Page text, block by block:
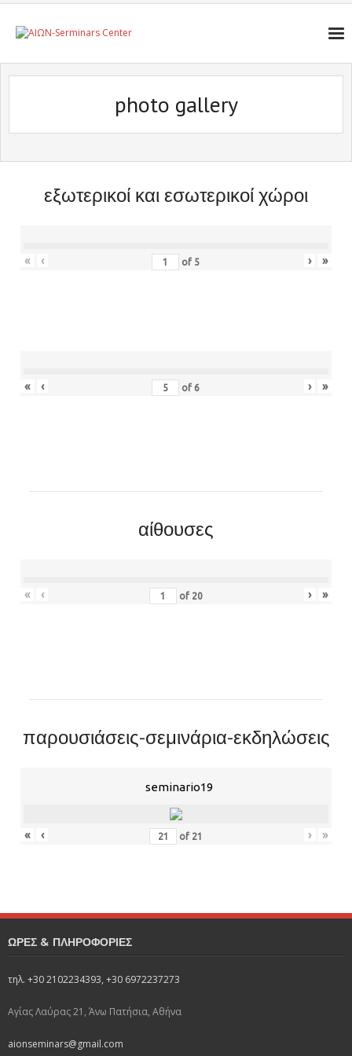
photo gallery
εξωτερικοί και εσωτερικοί χώροι
« ‹ of 5 › »
« ‹ of 6 › »
αίθουσες
« ‹ of 20 › »
παρουσιάσεις-σεμινάρια-εκδηλώσεις
seminario19
« ‹ of 21 › »
ΩΡΕΣ & ΠΛΗΡΟΦΟΡΙΕΣ
τηλ. +30 2102234393, +30 6972237273
Αγίας Λαύρας 21, Άνω Πατήσια, Αθήνα
aionseminars@gmail.com